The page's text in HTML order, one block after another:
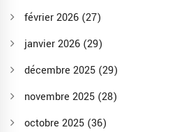
février 2026 (27)
janvier 2026 (29)
décembre 2025 (29)
novembre 2025 (28)
octobre 2025 (36)